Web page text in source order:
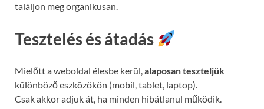
találjon meg organikusan.
Tesztelés és átadás
Mielőtt a weboldal élesbe kerül,alaposan teszteljük
különböző eszközökön (mobil, tablet, laptop).
Csak akkor adjuk át, ha minden hibátlanul működik.